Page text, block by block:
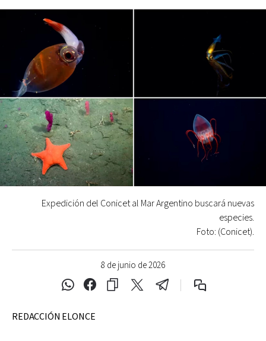
8 de junio de 2026
Expedición del Conicet al Mar Argentino buscará nuevas
especies.
Foto: (Conicet).
REDACCIÓN ELONCE